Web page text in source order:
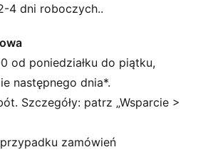
objęta programem RE:FIBRE, jest
z odpadów tekstylnych i
kurtki
4 dni roboczych..
od poniedziałku do piątku,
następnego dnia*.
Szczegóły: patrz „Wsparcie >
zamówień